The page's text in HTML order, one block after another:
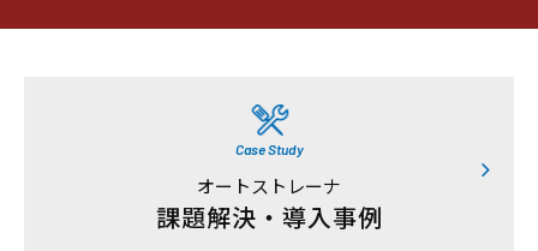
Case Study
オートストレーナ
課題解決・導入事例